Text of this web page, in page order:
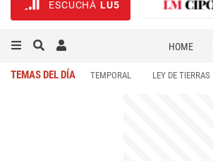
ESCUCHÁ LU5
HOME
TEMAS DEL DÍA TEMPORAL LEY DE TIERRAS